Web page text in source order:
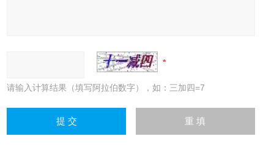
请输入计算结果（填写阿拉伯数字），如：三加四=7